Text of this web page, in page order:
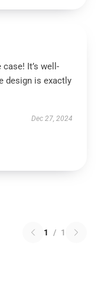
It’s well-
design is exactly
Dec 27, 2024
1 / 1